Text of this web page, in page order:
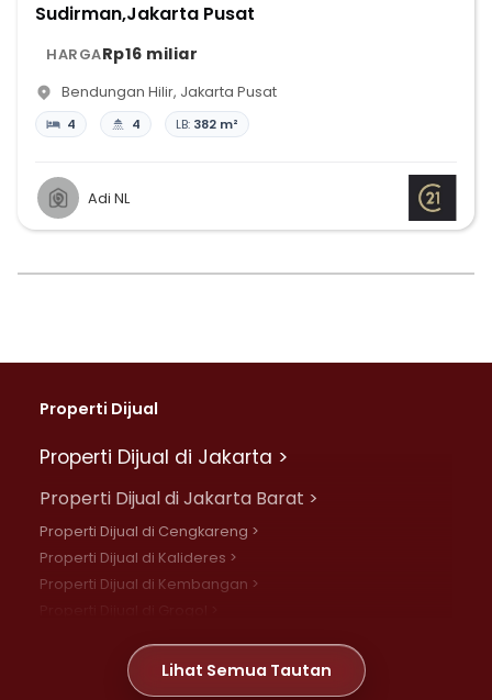
Sudirman,Jakarta Pusat
HARGARp16 miliar
Bendungan Hilir, Jakarta Pusat
4 4 LB: 382 m²
Adi NL
Properti Dijual
Properti Dijual di Jakarta >
Properti Dijual di Jakarta Barat >
Properti Dijual di Cengkareng >
Properti Dijual di Kalideres >
Properti Dijual di Kembangan >
Properti Dijual di Meruya >
Properti Dijual di Jelambar >
Lihat Semua Tautan